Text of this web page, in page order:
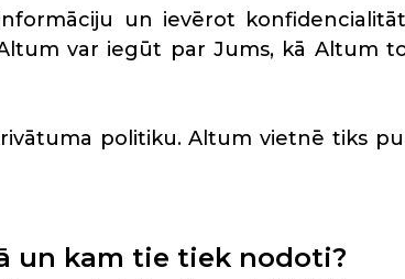
un ievērot
var iegūt par Jums, kā Altum
politiku. Altum vietnē tiks
un kam tie tiek nodoti?